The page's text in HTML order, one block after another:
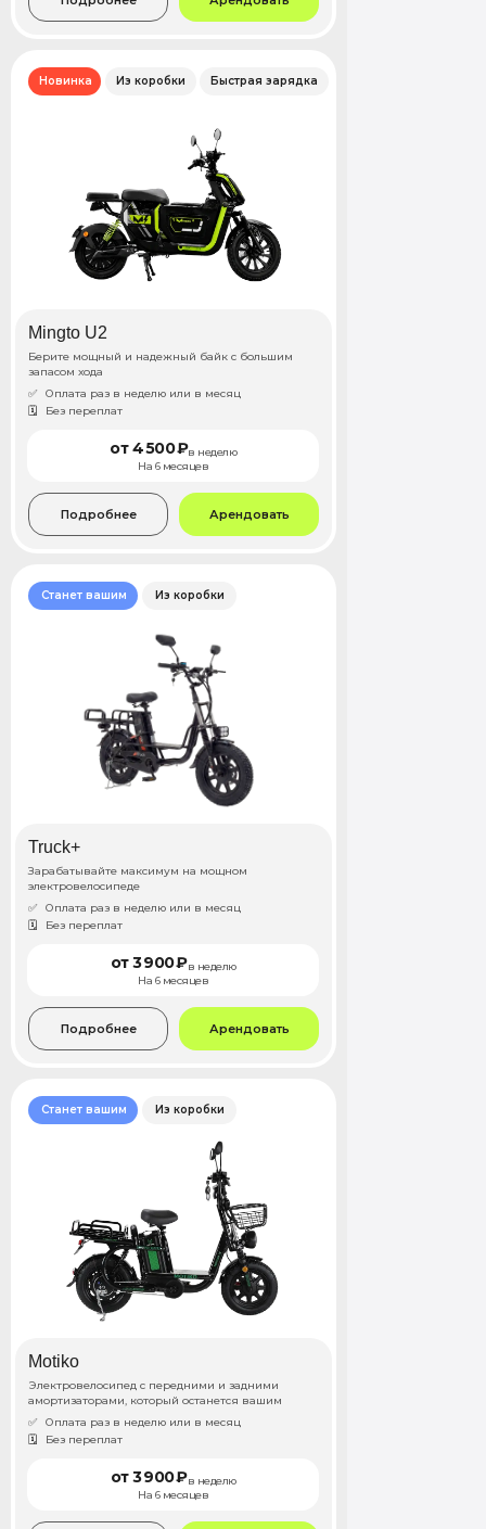
Станет вашим
от 3 900 ₽в неделю
На 6 месяцев
Truck+
Зарабатывайте максимум на мощном
электровелосипеде
Без переплат
Оплата раз в неделю или в месяц
🗓️
✅
Подробнее Арендовать
Из коробки
Станет вашим
от 3 900 ₽в неделю
На 6 месяцев
Motiko
Электровелосипед с передними и задними
амортизаторами, который останется вашим
Без переплат
Оплата раз в неделю или в месяц
🗓️
✅
Из коробки
Новинка
от 4 500 ₽в неделю
На 6 месяцев
Mingto U2
Берите мощный и надежный байк с большим
запасом хода
Без переплат
Оплата раз в неделю или в месяц
🗓️
✅
Подробнее Арендовать
Из коробки Быстрая зарядка